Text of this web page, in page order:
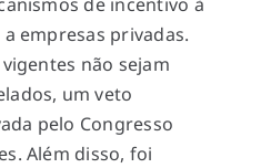
empresas privadas.
não sejam
um veto
pelo Congresso
Além disso, foi